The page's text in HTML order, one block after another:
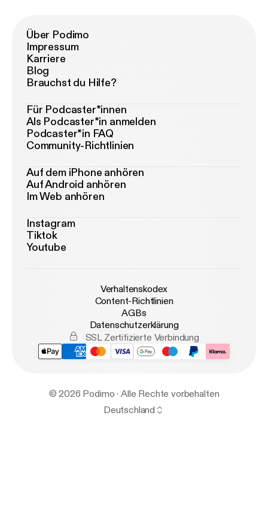
Über Podimo
Impressum
Karriere
Blog
Brauchst du Hilfe?
Für Podcaster*innen
Als Podcaster*in anmelden
Podcaster*in FAQ
Community-Richtlinien
Auf dem iPhone anhören
Auf Android anhören
Im Web anhören
Instagram
Tiktok
Youtube
Verhaltenskodex
Content-Richtlinien
AGBs
Datenschutzerklärung
SSL Zertifizierte Verbindung
© 2026 Podimo · Alle Rechte vorbehalten
Deutschland